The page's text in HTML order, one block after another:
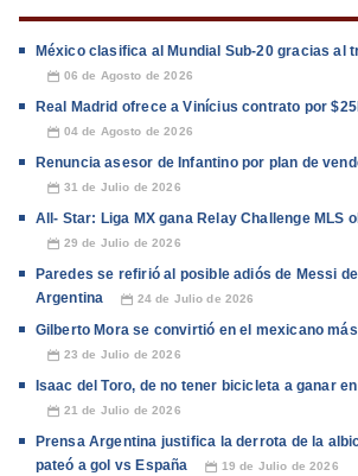
México clasifica al Mundial Sub-20 gracias al
📅 06 de Agosto de 2026
Real Madrid ofrece a Vinícius contrato por
📅 04 de Agosto de 2026
Renuncia asesor de Infantino por plan de
📅 31 de Julio de 2026
All- Star: Liga MX gana Relay Challenge MLS
📅 29 de Julio de 2026
Paredes se refirió al posible adiós de Messi
Argentina
📅 24 de Julio de 2026
Gilberto Mora se convirtió en el mexicano
📅 23 de Julio de 2026
Isaac del Toro, de no tener bicicleta a ganar
📅 21 de Julio de 2026
Prensa Argentina justifica la derrota de la
pateó a gol vs España
📅 19 de Julio de 2026